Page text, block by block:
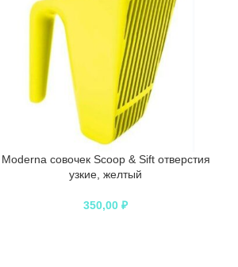
Moderna совочек Scoop & Sift отверстия
узкие, желтый
350,00₽